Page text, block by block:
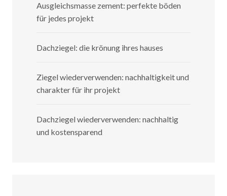
Ausgleichsmasse zement: perfekte böden
für jedes projekt
Dachziegel: die krönung ihres hauses
Ziegel wiederverwenden: nachhaltigkeit und
charakter für ihr projekt
Dachziegel wiederverwenden: nachhaltig
und kostensparend